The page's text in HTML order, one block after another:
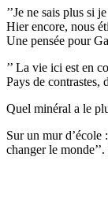
’’Je ne sais plus si
Hier encore, nous
Une pensée pour
’’ La vie ici est en
Pays de contrastes,
Quel minéral a le
Sur un mur d’école
changer le